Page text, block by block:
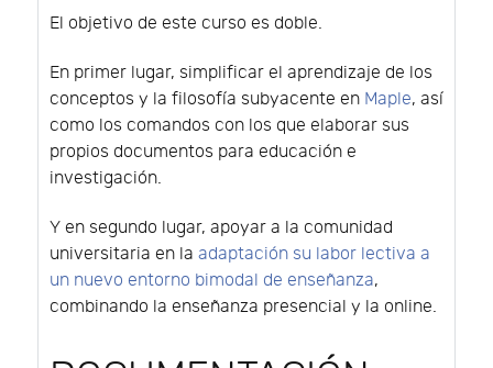
El objetivo de este curso es doble.
En primer lugar, simplificar el aprendizaje de los
conceptos y la filosofía subyacente en Maple, así
como los comandos con los que elaborar sus
propios documentos para educación e
investigación.
Y en segundo lugar, apoyar a la comunidad
universitaria en la adaptación su labor lectiva a
un nuevo entorno bimodal de enseñanza,
combinando la enseñanza presencial y la online.